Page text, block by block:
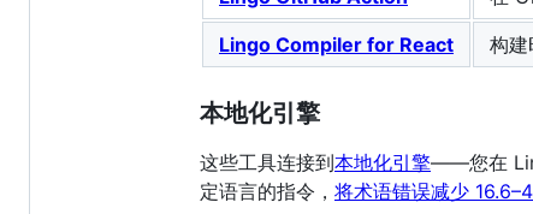
Lingo Compiler for React 构
本地化引擎
这些工具连接到本地化引擎——您在
定语言的指令， 将术语错误减少